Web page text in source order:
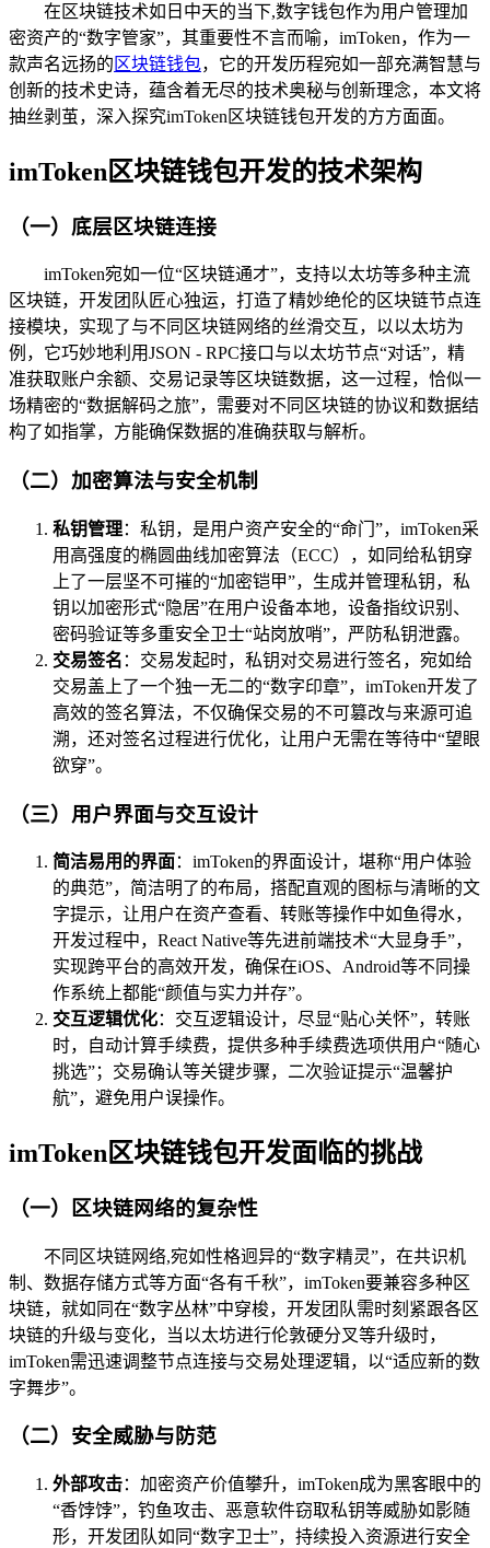
在区块链技术如日中天的当下,数字钱包作为用户管理加
密资产的“数字管家”，其重要性不言而喻，imToken，作为一
款声名远扬的 区块链钱包，它的开发历程宛如一部充满智慧与
创新的技术史诗，蕴含着无尽的技术奥秘与创新理念，本文将
抽丝剥茧，深入探究imToken区块链钱包开发的方方面面。
imToken区块链钱包开发的技术架构
（一）底层区块链连接
imToken宛如一位“区块链通才”，支持以太坊等多种主流
区块链，开发团队匠心独运，打造了精妙绝伦的区块链节点连
接模块，实现了与不同区块链网络的丝滑交互，以以太坊为
例，它巧妙地利用JSON - RPC接口与以太坊节点“对话”，精
准获取账户余额、交易记录等区块链数据，这一过程，恰似一
场精密的“数据解码之旅”，需要对不同区块链的协议和数据结
构了如指掌，方能确保数据的准确获取与解析。
（二）加密算法与安全机制
私钥管理：私钥，是用户资产安全的“命门”，imToken采
用高强度的椭圆曲线加密算法（ECC），如同给私钥穿
上了一层坚不可摧的“加密铠甲”，生成并管理私钥，私
钥以加密形式“隐居”在用户设备本地，设备指纹识别、
密码验证等多重安全卫士“站岗放哨”，严防私钥泄露。
交易签名 ：交易发起时，私钥对交易进行签名，宛如给
交易盖上了一个独一无二的“数字印章”，imToken开发了
高效的签名算法，不仅确保交易的不可篡改与来源可追
溯，还对签名过程进行优化，让用户无需在等待中“望眼
欲穿”。
（三）用户界面与交互设计
简洁易用的界面：imToken的界面设计，堪称“用户体验
的典范”，简洁明了的布局，搭配直观的图标与清晰的文
字提示，让用户在资产查看、转账等操作中如鱼得水，
开发过程中，React Native等先进前端技术“大显身手”，
实现跨平台的高效开发，确保在iOS、Android等不同操
作系统上都能“颜值与实力并存”。
交互逻辑优化：交互逻辑设计，尽显“贴心关怀”，转账
时，自动计算手续费，提供多种手续费选项供用户“随心
挑选”；交易确认等关键步骤，二次验证提示“温馨护
航”，避免用户误操作。
imToken区块链钱包开发面临的挑战
（一）区块链网络的复杂性
不同区块链网络,宛如性格迥异的“数字精灵”，在共识机
制、数据存储方式等方面“各有千秋”，imToken要兼容多种区
块链，就如同在“数字丛林”中穿梭，开发团队需时刻紧跟各区
块链的升级与变化，当以太坊进行伦敦硬分叉等升级时，
imToken需迅速调整节点连接与交易处理逻辑，以“适应新的数
字舞步”。
（二）安全威胁与防范
外部攻击：加密资产价值攀升，imToken成为黑客眼中的
“香饽饽”，钓鱼攻击、恶意软件窃取私钥等威胁如影随
形，开发团队如同“数字卫士”，持续投入资源进行安全